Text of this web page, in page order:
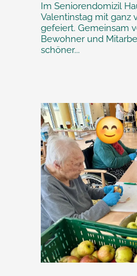
Im Seniorendomizil
Valentinstag mit ganz
gefeiert. Gemeinsam
Bewohner und
schöner...